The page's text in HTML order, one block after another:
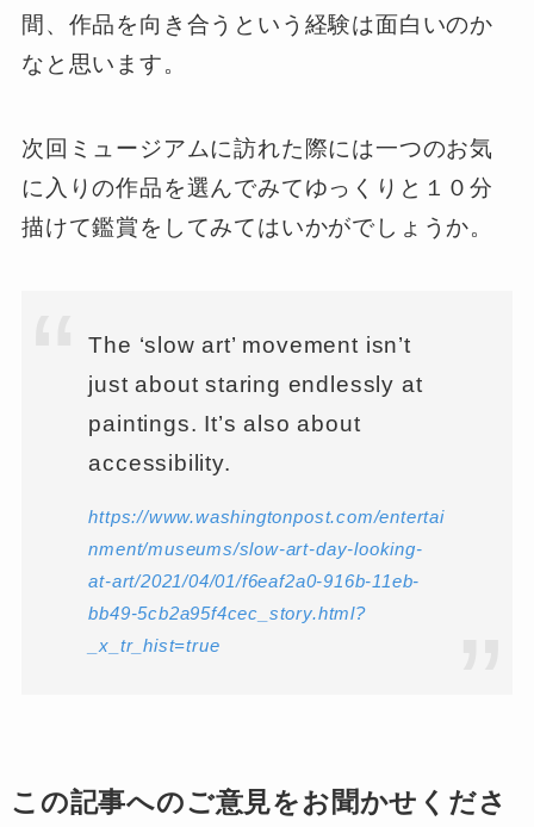
間、作品を向き合うという経験は面白いのか
なと思います。
次回ミュージアムに訪れた際には一つのお気
に入りの作品を選んでみてゆっくりと１０分
描けて鑑賞をしてみてはいかがでしょうか。
The ‘slow art’ movement isn’t
just about staring endlessly at
paintings. It’s also about
accessibility.
https://www.washingtonpost.com/entertai
nment/museums/slow-art-day-looking-
at-art/2021/04/01/f6eaf2a0-916b-11eb-
bb49-5cb2a95f4cec_story.html?
_x_tr_hist=true
この記事へのご意見をお聞かせくださ